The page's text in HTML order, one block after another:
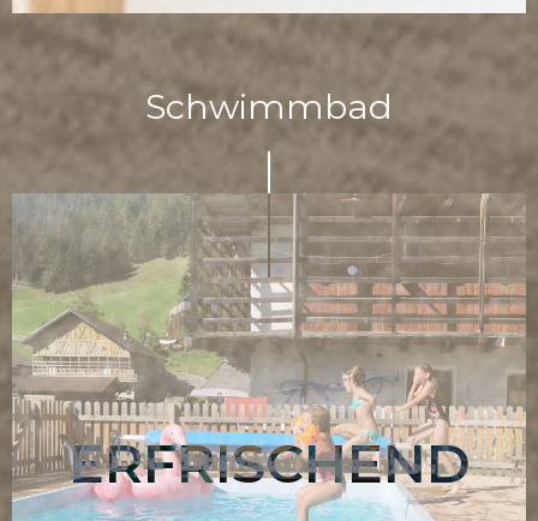
Schwimmbad
ERFRISCHEND